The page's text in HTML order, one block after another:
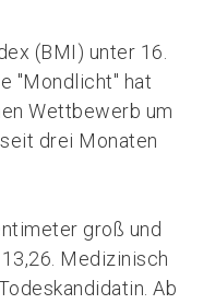
(BMI) unter 16.
"Mondlicht" hat
Wettbewerb um
drei Monaten
groß und
Medizinisch
Ab